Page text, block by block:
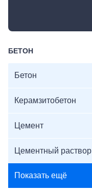
БЕТОН
Бетон
Керамзитобетон
Цемент
Цементный раствор
Показать ещё